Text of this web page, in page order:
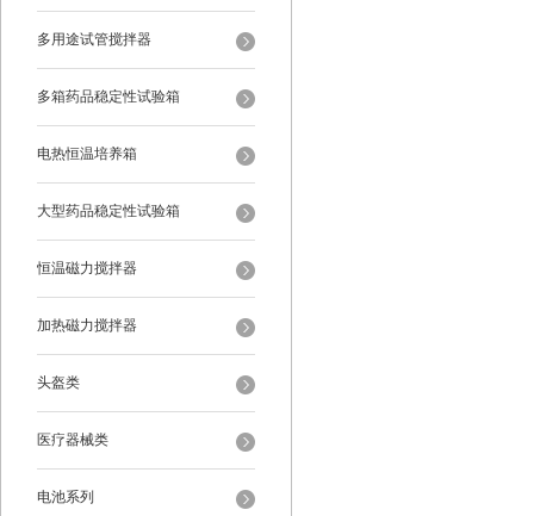
多用途试管搅拌器
多箱药品稳定性试验箱
电热恒温培养箱
大型药品稳定性试验箱
恒温磁力搅拌器
加热磁力搅拌器
头盔类
医疗器械类
电池系列